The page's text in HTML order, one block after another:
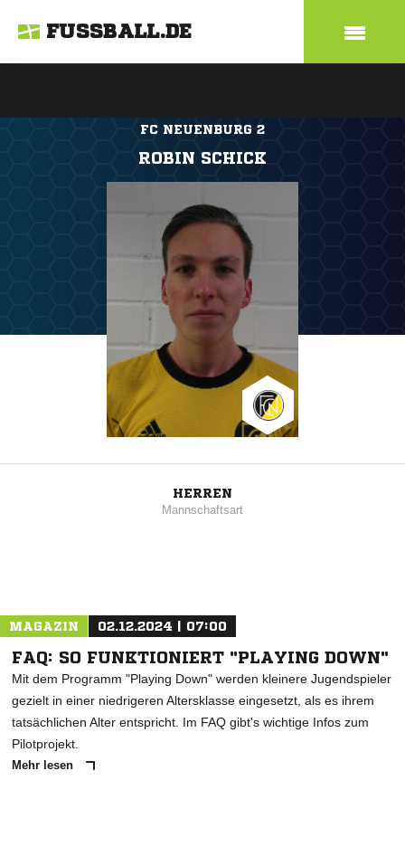
FUSSBALL.DE
FC NEUENBURG 2
ROBIN SCHICK
HERREN
Mannschaftsart
MAGAZIN 02.12.2024 | 07:00
FAQ: SO FUNKTIONIERT "PLAYING DOWN"
Mit dem Programm "Playing Down" werden kleinere Jugendspieler
gezielt in einer niedrigeren Altersklasse eingesetzt, als es ihrem
tatsächlichen Alter entspricht. Im FAQ gibt's wichtige Infos zum
Pilotprojekt.
Mehr lesen